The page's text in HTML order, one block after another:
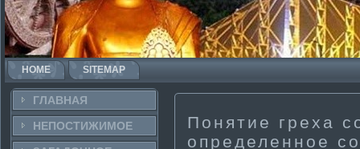
HOME SITEMAP
ГЛАВНАЯ
НЕПОСТИ­ЖИМОЕ
Поняти­е греха
определенное